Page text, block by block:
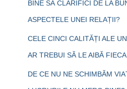
BINE SĂ CLARIFICI DE LA
ASPECTELE UNEI RELAȚII?
CELE CINCI CALITĂȚI ALE
AR TREBUI SĂ LE AIBĂ
DE CE NU NE SCHIMBĂM